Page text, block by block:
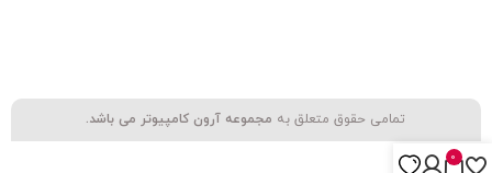
تمامی حقوق متعلق به مجموعه آرون کامپیوتر می باشد.
0